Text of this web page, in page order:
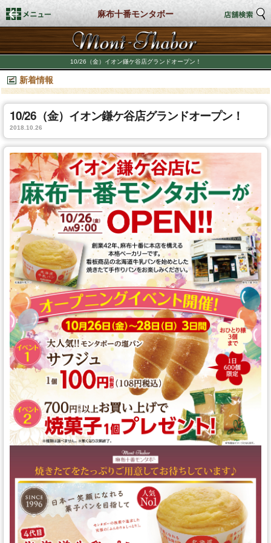
麻布十番モンタボー
10/26（金）イオン鎌ケ谷店グランドオープン！
新着情報
10/26（金）イオン鎌ケ谷店グランドオープン！
2018.10.26
トップページ
店舗検索
新着情報
商品情報
期間限定商品
店舗スタイル
私たちのこだわり
商品づくり
スタッフの心得
銘水食パン 吟屋久島
パンと合うおすすめ料理!!
モンタボー公式ショップ
会社情報
採用情報
本社 〒103-0024
東京都中央区日本橋小舟町7番2号
TEL 03-3662-2582(代表)
Copyright (C) SWEET STYLE Co.,Ltd. All
Rights Reserved.